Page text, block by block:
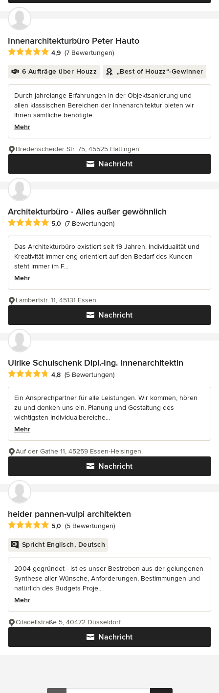
Innenarchitekturbüro Peter Hauto
Durchschnittliche Bewertung: 4.9 von 5 Sternen
4,9 (7 Bewertungen)
6 Aufträge über Houzz „Best of Houzz“-Gewinner
Durch jahrelange Erfahrungen in der Objektsanierung und
allen klassischen Bereichen der Innenarchitektur bieten wir
Ihnen sämtliche benötigte...
Mehr
Nachricht
Bredenscheider Str. 75, 45525 Hattingen
Architekturbüro - Alles außer gewöhnlich
Durchschnittliche Bewertung: 5 von 5 Sternen
5,0 (7 Bewertungen)
Das Architekturbüro existiert seit 19 Jahren. Individualität und
Kreativität immer eng orientiert auf den Bedarf des Kunden
steht immer im F...
Mehr
Nachricht
Lambertstr. 11, 45131 Essen
Ulrike Schulschenk Dipl.-Ing. Innenarchitektin
Durchschnittliche Bewertung: 4.8 von 5 Sternen
4,8 (5 Bewertungen)
Ein Ansprechpartner für alle Leistungen. Wir kommen, hören
zu und denken uns ein. Planung und Gestaltung des
wichtigsten Individualbereiche...
Mehr
Nachricht
Auf der Gathe 11, 45259 Essen-Heisingen
heider pannen-vulpi architekten
Durchschnittliche Bewertung: 5 von 5 Sternen
5,0 (5 Bewertungen)
Spricht Englisch, Deutsch
2004 gegründet - ist es unser Bestreben aus der gelungenen
Synthese aller Wünsche, Anforderungen, Bestimmungen und
natürlich des Budgets Proje...
Mehr
Nachricht
Citadellstraße 5, 40472 Düsseldorf